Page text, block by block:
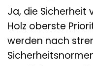
Ja, die Sicherheit
Holz oberste
werden nach